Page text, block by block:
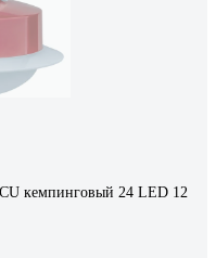
кемпинговый 24 LED 12